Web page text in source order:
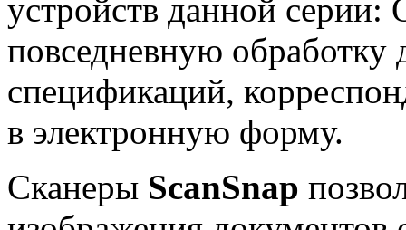
устройств данной серии:
повседневную обработку
спецификаций,
в электронную форму.
Сканеры ScanSnap